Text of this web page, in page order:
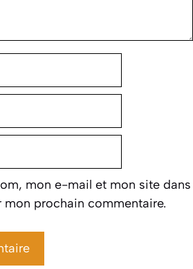
mon e-mail et mon site dans
mon prochain commentaire.